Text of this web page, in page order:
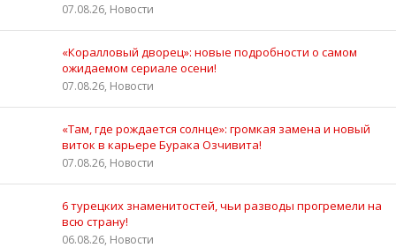
07.08.26, Новости
«Коралловый дворец»: новые подробности о самом
ожидаемом сериале осени!
07.08.26, Новости
«Там, где рождается солнце»: громкая замена и новый
виток в карьере Бурака Озчивита!
07.08.26, Новости
6 турецких знаменитостей, чьи разводы прогремели на
всю страну!
06.08.26, Новости